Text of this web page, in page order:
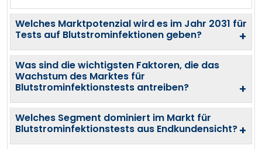
Welches Marktpotenzial wird es im Jahr 2031 für
Tests auf Blutstrominfektionen geben?
+
Was sind die wichtigsten Faktoren, die das
Wachstum des Marktes für
Blutstrominfektionstests antreiben?
+
Welches Segment dominiert im Markt für
Blutstrominfektionstests aus Endkundensicht?+